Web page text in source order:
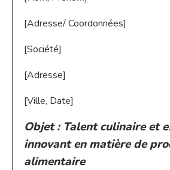
[Adresse/ Coordonnées]
[Société]
[Adresse]
[Ville, Date]
Objet : Talent culinaire et
innovant en matière de
alimentaire